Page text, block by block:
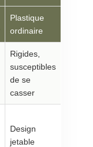
Plastique
ordinaire
Rigides,
susceptibles
de se
casser
Design
jetable